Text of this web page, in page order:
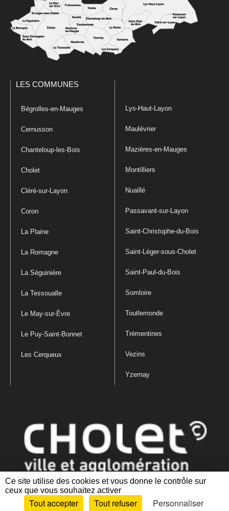
Ce site utilise des cookies et vous donne le contrôle sur
ceux que vous souhaitez activer
Tout accepter Tout refuser Personnaliser
LES COMMUNES
Bégrolles-en-Mauges
Cernusson
Chanteloup-les-Bois
Cholet
Cléré-sur-Layon
Coron
La Plaine
La Romagne
La Séguinière
La Tessoualle
Le May-sur-Èvre
Le Puy-Saint-Bonnet
Les Cerqueux
Lys-Haut-Layon
Maulévrier
Mazières-en-Mauges
Montilliers
Nuaillé
Passavant-sur-Layon
Saint-Christophe-du-Bois
Saint-Léger-sous-Cholet
Saint-Paul-du-Bois
Somloire
Toutlemonde
Trémentines
Vezins
Yzernay
Mentions légales|Politique de confidentialité
des cookies |Plan du site Accessibilité : partiellement conforme